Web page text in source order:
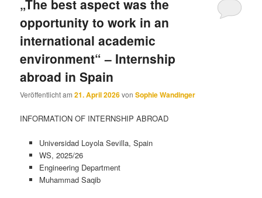
„The best aspect was the
opportunity to work in an
international academic
environment“ – Internship
abroad in Spain
Veröffentlicht am21. April 2026vonSophie Wandinger
INFORMATION OF INTERNSHIP ABROAD
Universidad Loyola Sevilla, Spain
WS, 2025/26
Engineering Department
Muhammad Saqib